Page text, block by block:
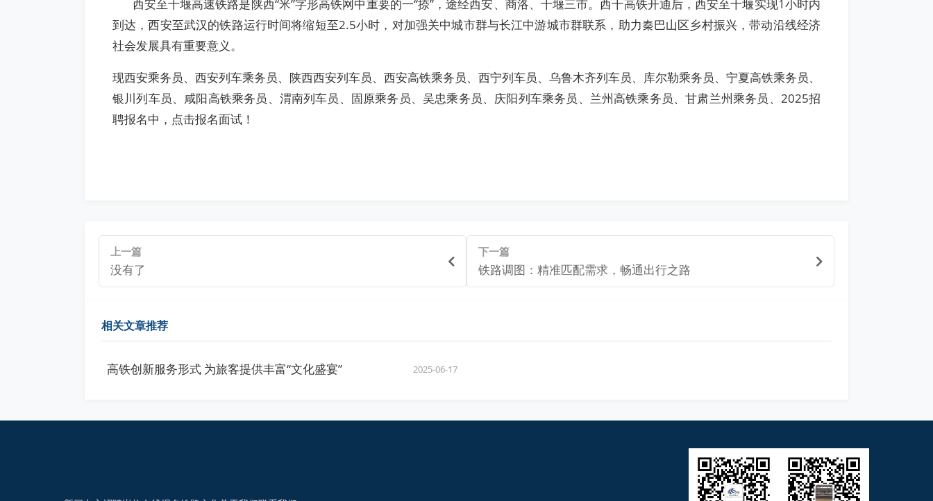
西安至十堰高速铁路是陕西“米”字形高铁网中重要的一“捺”，途经西安、商洛、十堰三市。西十高铁开通后，西安至十堰实现1小时内
到达，西安至武汉的铁路运行时间将缩短至2.5小时，对加强关中城市群与长江中游城市群联系，助力秦巴山区乡村振兴，带动沿线经济
社会发展具有重要意义。
现西安乘务员、西安列车乘务员、陕西西安列车员、西安高铁乘务员、西宁列车员、乌鲁木齐列车员、库尔勒乘务员、宁夏高铁乘务员、
银川列车员、咸阳高铁乘务员、渭南列车员、固原乘务员、吴忠乘务员、庆阳列车乘务员、兰州高铁乘务员、甘肃兰州乘务员、2025招
聘报名中，点击报名面试！
上一篇
没有了
下一篇
铁路调图：精准匹配需求，畅通出行之路
相关文章推荐
高铁创新服务形式 为旅客提供丰富“文化盛宴” 2025-06-17